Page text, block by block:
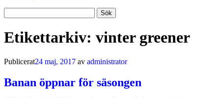
efter:
Etikettarkiv: vinter greener
Publicerat24 maj, 2017 av administrator
Banan öppnar för säsongen